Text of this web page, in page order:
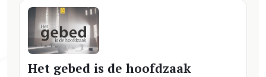
Het gebed is de hoofdzaak